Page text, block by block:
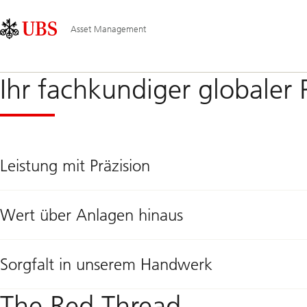
Area
Asset Management
Ihr fachkundiger globaler
Leistung mit Präzision
Wert über Anlagen hinaus
Sorgfalt in unserem Handwerk